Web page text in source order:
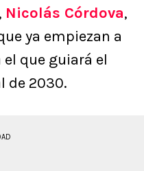
Nicolás Córdova,
ya empiezan a
que guiará el
de 2030.